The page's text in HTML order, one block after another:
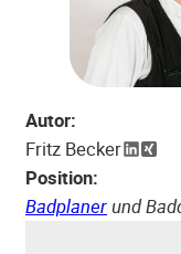
Autor:
Fritz Becker
Position:
Badplanerund